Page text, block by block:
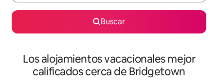
Buscar
Los alojamientos vacacionales mejor
calificados cerca de Bridgetown